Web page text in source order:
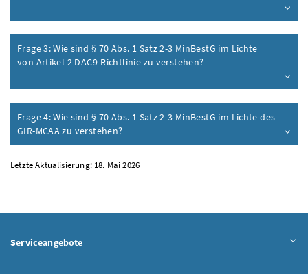
Frage 3: Wie sind § 70 Abs. 1 Satz 2-3 MinBestG im Lichte
von Artikel 2 DAC9-Richtlinie zu verstehen?
Frage 4: Wie sind § 70 Abs. 1 Satz 2-3 MinBestG im Lichte des
GIR-MCAA zu verstehen?
Letzte Aktualisierung: 18. Mai 2026
Serviceangebote